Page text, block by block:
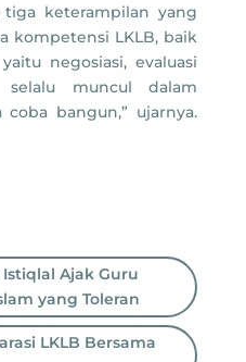
keterampilan yang
kompetensi LKLB, baik
negosiasi, evaluasi
muncul dalam
bangun,” ujarnya.
Ajak Guru
yang Toleran
LKLB Bersama